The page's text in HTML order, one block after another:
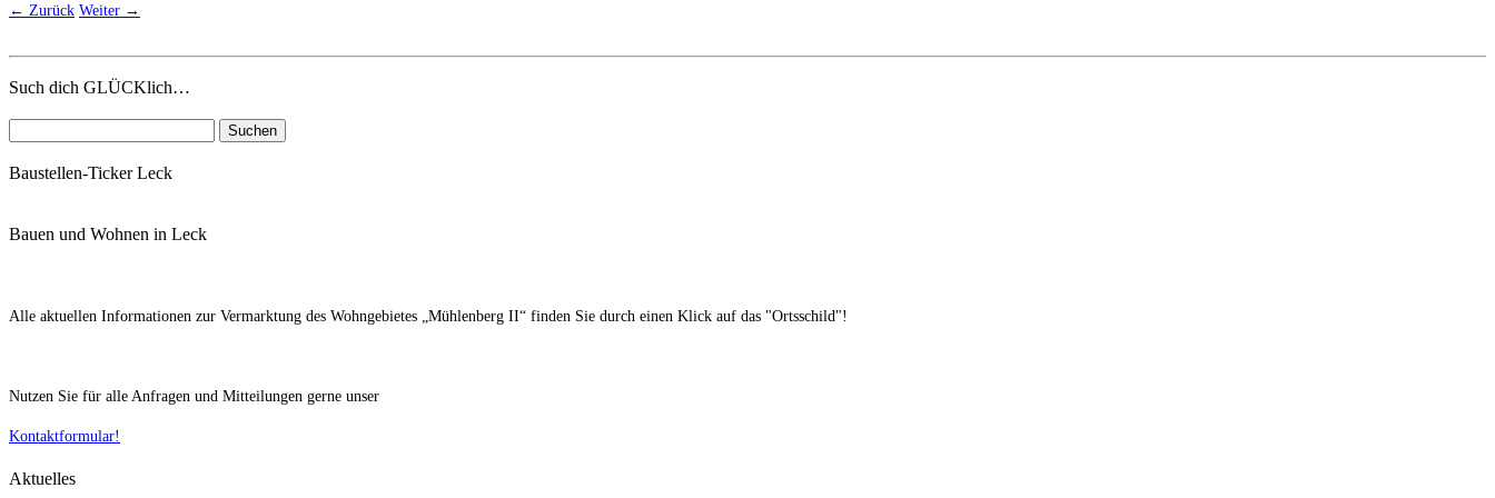
← Zurück Weiter →
Such dich GLÜCKlich…
Baustellen-Ticker Leck
Bauen und Wohnen in Leck
Alle aktuellen Informationen zur Vermarktung des Wohngebietes „Mühlenberg II“ finden Sie durch einen Klick auf das "Ortsschild"!
Nutzen Sie für alle Anfragen und Mitteilungen gerne unser
Kontaktformular!
Aktuelles